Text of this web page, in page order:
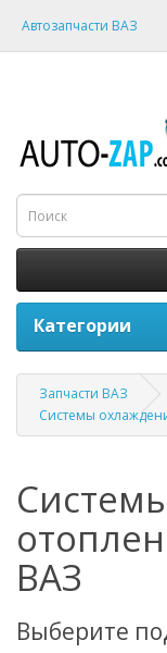
Автозапчасти ВАЗ
Категории
Запчасти ВАЗ
Системы
ВАЗ
Выберите